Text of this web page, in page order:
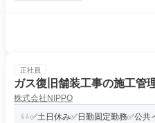
正社員
ガス復旧舗装工事の施工管
株式会社NIPPO
✅土日休み✅日勤固定勤務✅公